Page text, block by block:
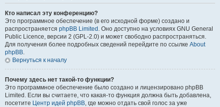
Кто написал эту конференцию?
Это программное обеспечение (в его исходной форме) создано и
распространяется phpBB Limited . Оно доступно на условиях GNU General
Public Licence, версии 2 (GPL-2.0) и может свободно распространяться.
Для получения более подробных сведений перейдите по ссылке About
phpBB.
Вернуться к началу
Почему здесь нет такой-то функции?
Это программное обеспечение было создано и лицензировано phpBB
Limited. Если вы считаете, что какая-то функция должна быть добавлена,
посетите Центр идей phpBB, где можно отдать свой голос за уже